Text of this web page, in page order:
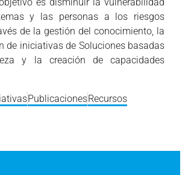
y las personas a los riesgos
de la gestión del conocimiento, la
de iniciativas de Soluciones basadas
y la creación de capacidades
PublicacionesRecursos